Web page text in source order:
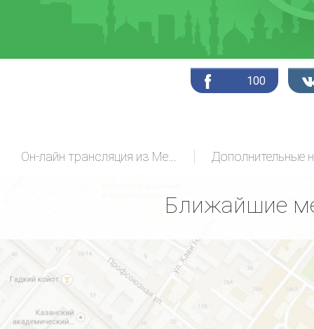
100
Он-лайн трансляция из Мекки Дополнительные
Ближайшие